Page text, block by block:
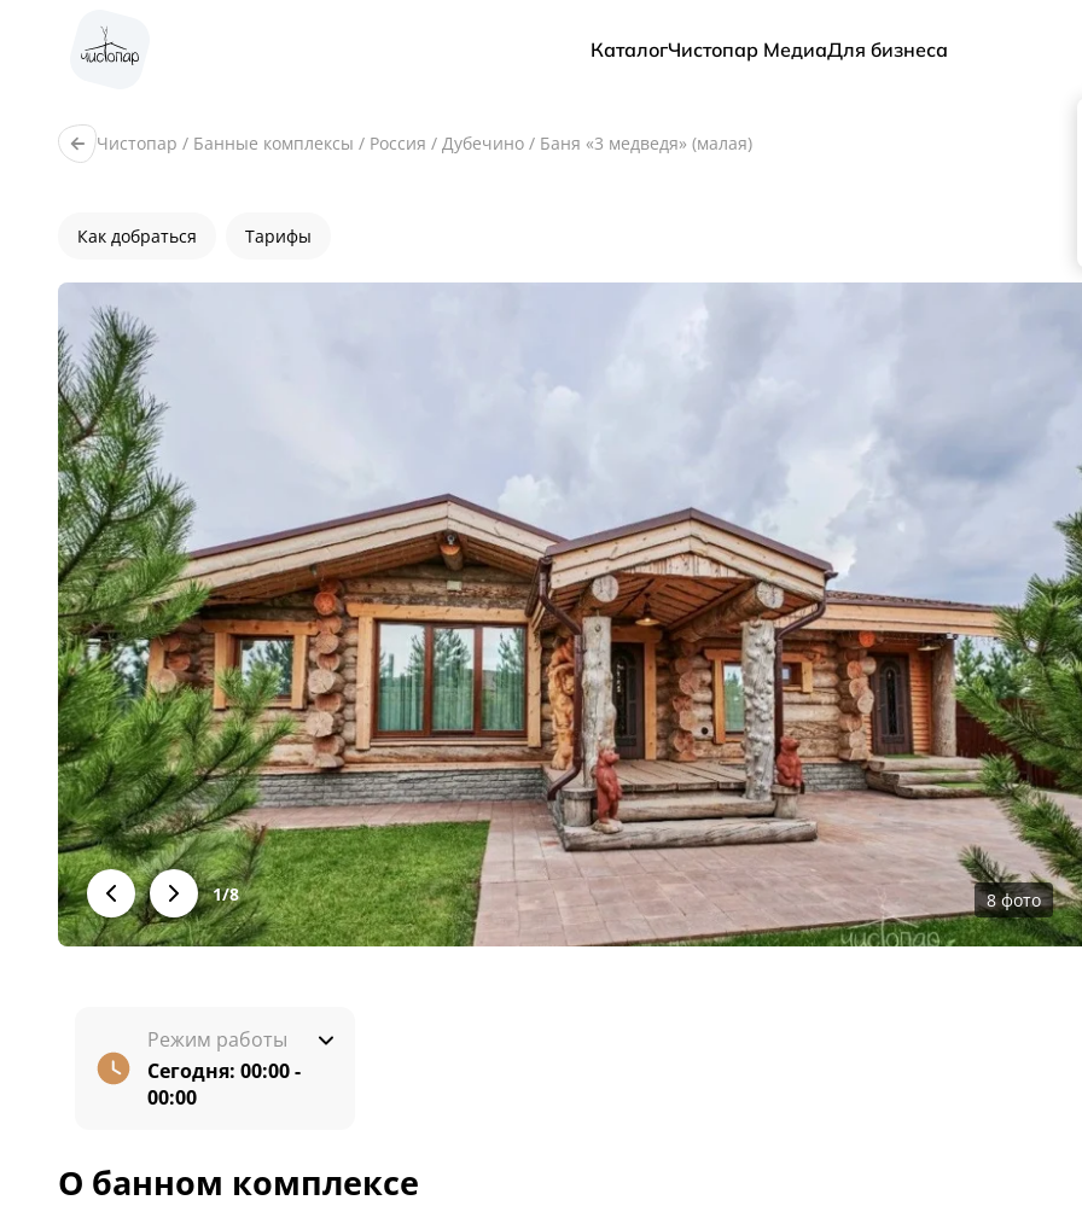
КаталогЧистопар МедиаДля бизнеса
Чистопар / Банные комплексы / Россия / Дубечино / Баня «3 медведя» (малая)
Как добраться Тарифы
1/8 8фото
Режим работы
Сегодня: 00:00 -
00:00
О банном комплексе